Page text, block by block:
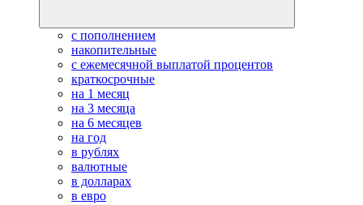
с пополнением
накопительные
с ежемесячной выплатой процентов
краткосрочные
на 1 месяц
на 3 месяца
на 6 месяцев
на год
в рублях
валютные
в долларах
в евро